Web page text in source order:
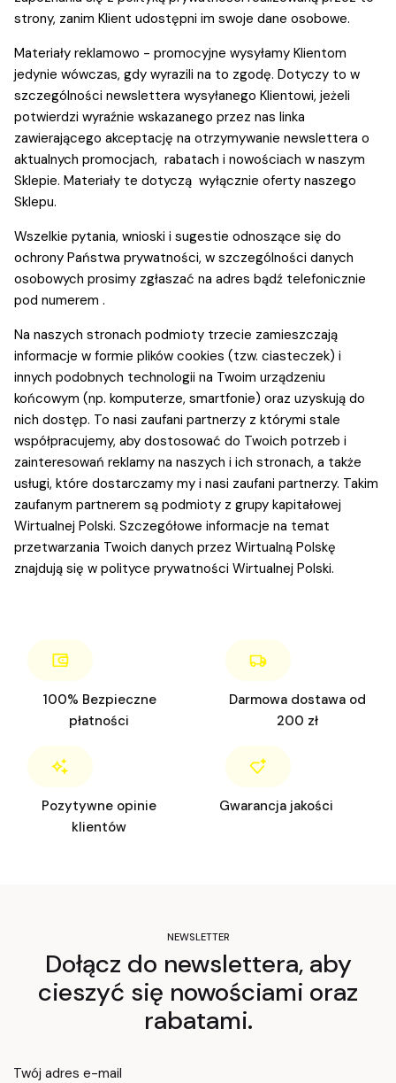
strony, zanim Klient udostępni im swoje dane osobowe.
Materiały reklamowo - promocyjne wysyłamy Klientom
jedynie wówczas, gdy wyrazili na to zgodę. Dotyczy to w
szczególności newslettera wysyłanego Klientowi, jeżeli
potwierdzi wyraźnie wskazanego przez nas linka
zawierającego akceptację na otrzymywanie newslettera o
aktualnych promocjach, rabatach i nowościach w naszym
Sklepie. Materiały te dotyczą wyłącznie oferty naszego
Sklepu.
Wszelkie pytania, wnioski i sugestie odnoszące się do
ochrony Państwa prywatności, w szczególności danych
osobowych prosimy zgłaszać na adres bądź telefonicznie
pod numerem .
Na naszych stronach podmioty trzecie zamieszczają
informacje w formie plików cookies (tzw. ciasteczek) i
innych podobnych technologii na Twoim urządzeniu
końcowym (np. komputerze, smartfonie) oraz uzyskują do
nich dostęp. To nasi zaufani partnerzy z którymi stale
współpracujemy, aby dostosować do Twoich potrzeb i
zainteresowań reklamy na naszych i ich stronach, a także
usługi, które dostarczamy my i nasi zaufani partnerzy. Takim
zaufanym partnerem są podmioty z grupy kapitałowej
Wirtualnej Polski. Szczegółowe informacje na temat
przetwarzania Twoich danych przez Wirtualną Polskę
znajdują się w polityce prywatności Wirtualnej Polski.
100% Bezpieczne
płatności
Darmowa dostawa od
200 zł
Pozytywne opinie
klientów
Gwarancja jakości
NEWSLETTER
Dołącz do newslettera, aby
cieszyć się nowościami oraz
rabatami.
Twój adres e-mail